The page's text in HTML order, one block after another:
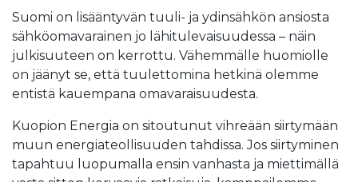
Suomi on lisääntyvän tuuli- ja ydinsähkön ansiosta
sähköomavarainen jo lähitulevaisuudessa – näin
julkisuuteen on kerrottu. Vähemmälle huomiolle
on jäänyt se, että tuulettomina hetkinä olemme
entistä kauempana omavaraisuudesta.
Kuopion Energia on sitoutunut vihreään siirtymään
muun energiateollisuuden tahdissa. Jos siirtyminen
tapahtuu luopumalla ensin vanhasta ja miettimällä